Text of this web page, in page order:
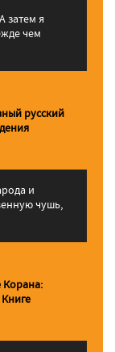
затем я
чем
русский
и
чушь,
Корана: